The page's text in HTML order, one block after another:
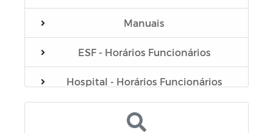
Manuais
ESF - Horários Funcionários
Hospital - Horários Funcionários
Plano Municipal de Educação - PME